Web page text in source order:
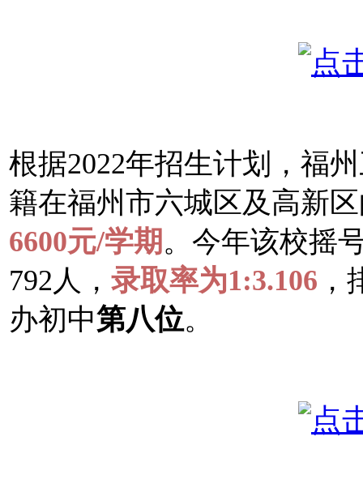
根据2022年招生计划，福
籍在福州市六城区及高新
6600元/学期 。今年该校摇
792人， 录取率为1:3.106
办初中第八位。